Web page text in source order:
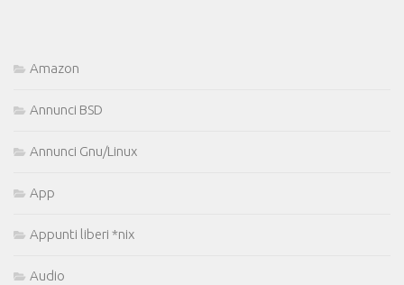
Amazon
Annunci BSD
Annunci Gnu/Linux
App
Appunti liberi *nix
Audio